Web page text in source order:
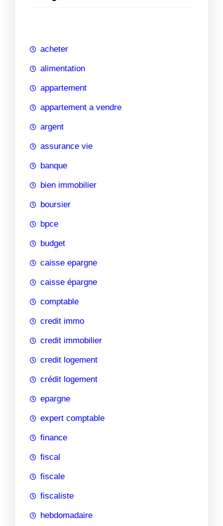
h
acheter
alimentation
appartement
appartement a vendre
argent
assurance vie
banque
bien immobilier
boursier
bpce
budget
caisse epargne
caisse épargne
comptable
credit immo
credit immobilier
credit logement
crédit logement
epargne
expert comptable
finance
fiscal
fiscale
fiscaliste
hebdomadaire